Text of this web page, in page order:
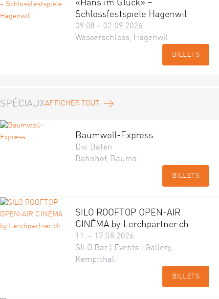
«Hans im Glück» –
Schlossfestspiele Hagenwil
09.08 – 02.09.2026
Wasserschloss, Hagenwil
BILLETS
SPÉCIAUXAFFICHER TOUT
Baumwoll-Express
Div. Daten
Bahnhof, Bauma
BILLETS
SILO ROOFTOP OPEN-AIR
CINÉMA by Lerchpartner.ch
11. – 17.08.2026
SILO Bar | Events | Gallery,
Kemptthal
BILLETS